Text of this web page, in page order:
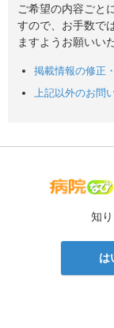
ご希望の内容ごと
すので、お手数で
ますようお願いい
掲載情報の修正
上記以外のお問
知
は